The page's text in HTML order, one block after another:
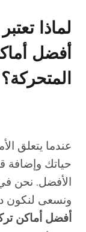
لماذا
أفضل
المتحركة؟
عندما يتعلق
حياتك وإضافة
الأفضل. نحن
ونسعى لنكون
أفضل أماكن